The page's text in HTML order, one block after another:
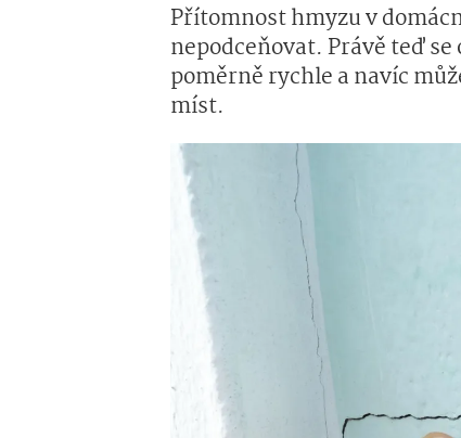
Přítomnost hmyzu v
nepodceňovat. Právě teď
poměrně rychle a navíc
míst.